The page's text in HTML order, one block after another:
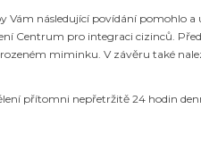
následující povídání pomohlo
Centrum pro integraci cizinců.
miminku. V závěru také
přítomni nepřetržitě 24 hodin